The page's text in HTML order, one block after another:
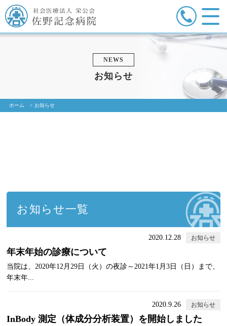
NEWS
お知らせ
ホーム > お知らせ
お知らせ一覧
2020.12.28 お知らせ
年末年始の診療について
当院は、2020年12月29日（火）の夜診～2021年1月3日（日）まで、
年末年...
2020.9.26 お知らせ
InBody 測定（体成分分析装置）を開始しました